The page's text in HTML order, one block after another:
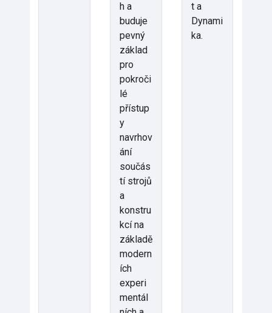
h a
buduje
pevný
základ
pro
pokroči
lé
přístup
y
navrhov
ání
součás
tí strojů
a
konstru
kcí na
základě
modern
ích
experi
mentál
t a
Dynami
ka.